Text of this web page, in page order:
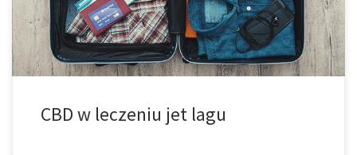
dużych jak i małych, od zapalenia […]
CBD w leczeniu jet lagu